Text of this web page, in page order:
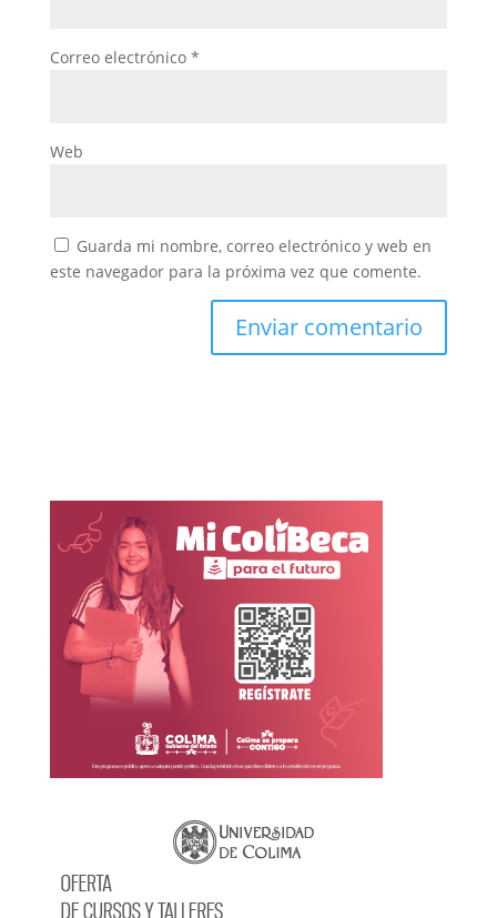
Correo electrónico *
Web
Guarda mi nombre, correo electrónico y web en
este navegador para la próxima vez que comente.